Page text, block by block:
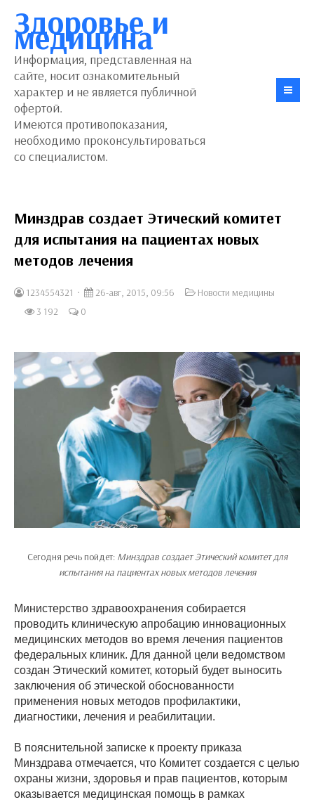
Здоровье и
медицина
Информация, представленная на
сайте, носит ознакомительный
характер и не является публичной
офертой.
Имеются противопоказания,
необходимо проконсультироваться
со специалистом.
Минздрав создает Этический комитет
для испытания на пациентах новых
методов лечения
1234554321 26-авг, 2015, 09:56
Новости медицины
3 192
0
Сегодня речь пойдет: Минздрав создает Этический комитет для
испытания на пациентах новых методов лечения
Министерство здравоохранения собирается
проводить клиническую апробацию инновационных
медицинских методов во время лечения пациентов
федеральных клиник. Для данной цели ведомством
создан Этический комитет, который будет выносить
заключения об этической обоснованности
применения новых методов профилактики,
диагностики, лечения и реабилитации.
В пояснительной записке к проекту приказа
Минздрава отмечается, что Комитет создается с целью
охраны жизни, здоровья и прав пациентов, которым
оказывается медицинская помощь в рамках